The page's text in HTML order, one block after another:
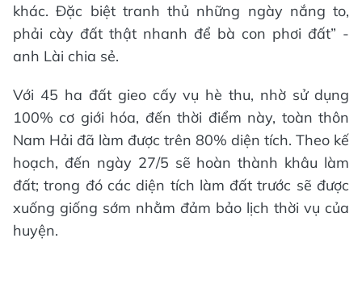
khác. Đặc biệt tranh thủ những ngày nắng to,
phải cày đất thật nhanh để bà con phơi đất” -
anh Lài chia sẻ.
Với 45 ha đất gieo cấy vụ hè thu, nhờ sử dụng
100% cơ giới hóa, đến thời điểm này, toàn thôn
Nam Hải đã làm được trên 80% diện tích. Theo kế
hoạch, đến ngày 27/5 sẽ hoàn thành khâu làm
đất; trong đó các diện tích làm đất trước sẽ được
xuống giống sớm nhằm đảm bảo lịch thời vụ của
huyện.